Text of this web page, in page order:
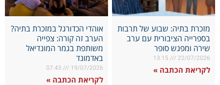
מזכרת בתיה: שבוע של תרבות
בספרייה הציבורית עם ערב
שירה ומפגש סופר
22/07/2026
לקריאת הכתבה »
אוהדי הכדורגל במזכרת בתיה?
הערב זה קורה: צפייה
משותפת בגמר המונדיאל
באדמונד
19/07/2026
לקריאת הכתבה »